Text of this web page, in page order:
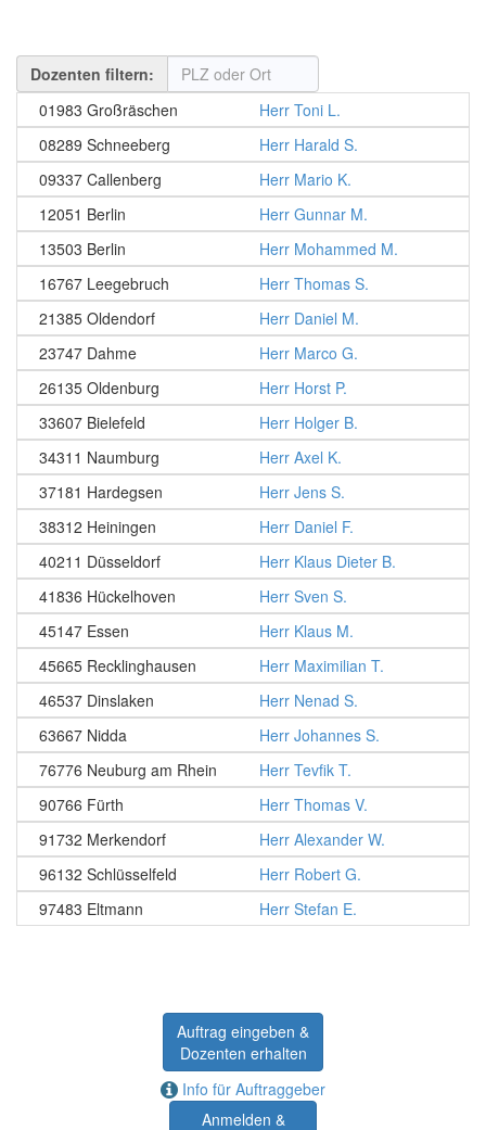
Dozenten filtern:
01983 Großräschen
Herr Toni L.
08289 Schneeberg
Herr Harald S.
09337 Callenberg
Herr Mario K.
12051 Berlin
Herr Gunnar M.
13503 Berlin
Herr Mohammed M.
16767 Leegebruch
Herr Thomas S.
21385 Oldendorf
Herr Daniel M.
23747 Dahme
Herr Marco G.
26135 Oldenburg
Herr Horst P.
33607 Bielefeld
Herr Holger B.
34311 Naumburg
Herr Axel K.
37181 Hardegsen
Herr Jens S.
38312 Heiningen
Herr Daniel F.
40211 Düsseldorf
Herr Klaus Dieter B.
41836 Hückelhoven
Herr Sven S.
45147 Essen
Herr Klaus M.
45665 Recklinghausen
Herr Maximilian T.
46537 Dinslaken
Herr Nenad S.
63667 Nidda
Herr Johannes S.
76776 Neuburg am Rhein
Herr Tevfik T.
90766 Fürth
Herr Thomas V.
91732 Merkendorf
Herr Alexander W.
96132 Schlüsselfeld
Herr Robert G.
97483 Eltmann
Herr Stefan E.
Auftrag eingeben &
Dozenten erhalten
Info für Auftraggeber
Anmelden &